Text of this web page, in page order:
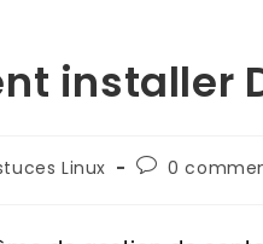
installer
Linux 0